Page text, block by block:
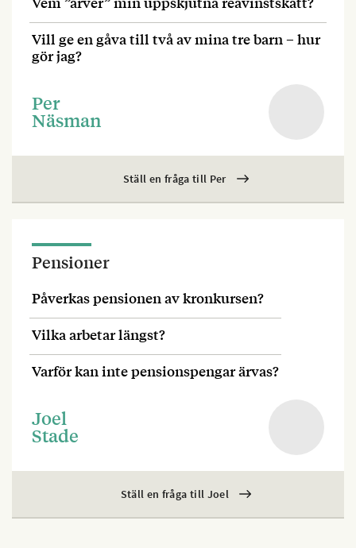
Vill ge en gåva till två av mina tre barn – hur
gör jag?
Per
Näsman
Ställ en fråga till Per
Pensioner
Påverkas pensionen av kronkursen?
Vilka arbetar längst?
Varför kan inte pensionspengar ärvas?
Joel
Stade
Ställ en fråga till Joel